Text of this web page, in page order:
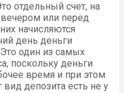
отдельный счет, на
или перед
начисляются
день деньги
один из самых
поскольку деньги
время и при этом
вид депозита есть не у